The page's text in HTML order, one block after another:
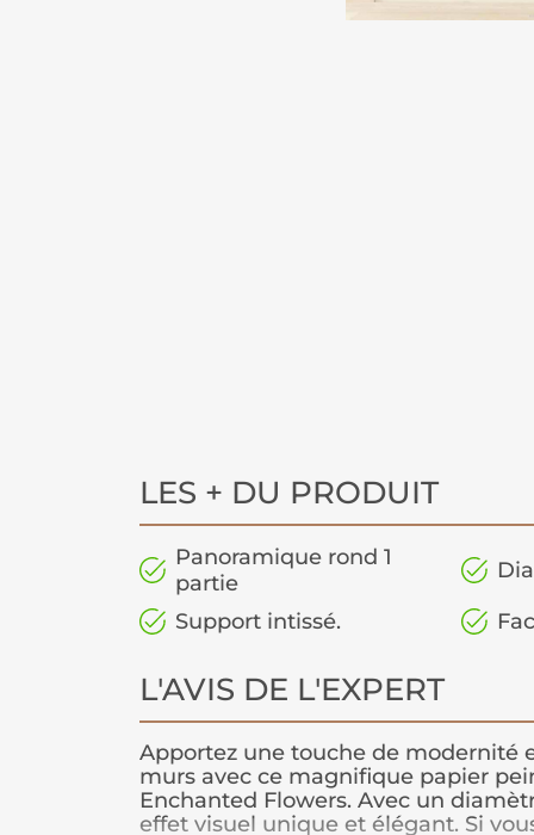
LES + DU PRODUIT
Panoramique rond 1
partie
Support intissé.
L'AVIS DE L'EXPERT
Apportez une touche de modernité
murs avec ce magnifique papier
Enchanted Flowers. Avec un
effet visuel unique et élégant. Si